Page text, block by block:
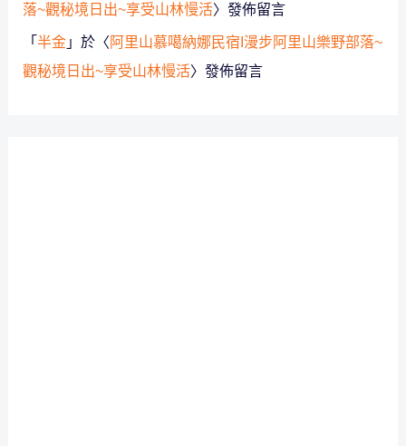
落~觀秘境日出~享受山林慢活〉發佈留言
「 半金」於〈 阿里山慕噶納娜民宿I漫步阿里山樂野部落~
觀秘境日出~享受山林慢活〉發佈留言